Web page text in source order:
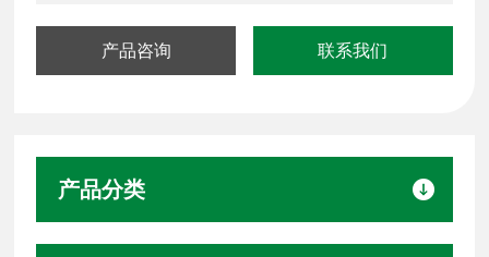
产品咨询 联系我们
产品分类